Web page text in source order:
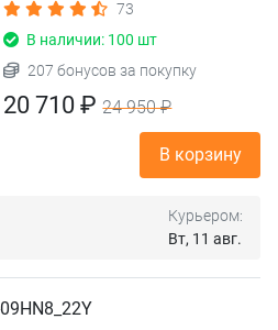
73
В наличии: 100 шт
207 бонусов за покупку
20 710 ₽24 950 ₽
В корзину
Курьером:
Вт, 11 авг.